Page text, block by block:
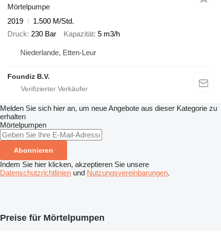
Mörtelpumpe
2019
1.500 M/Std.
Druck 230 Bar Kapazität 5 m3/h
Niederlande, Etten-Leur
Foundiz B.V.
Melden Sie sich hier an, um neue Angebote aus dieser Kategorie zu
erhalten
Mörtelpumpen
Abonnieren
Indem Sie hier klicken, akzeptieren Sie unsere
Datenschutzrichtlinien und Nutzungsvereinbarungen.
Preise für Mörtelpumpen